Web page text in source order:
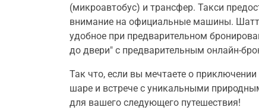
(микроавтобус) и трансфер. Такси
внимание на официальные машины.
удобное при предварительном
до двери" с предварительным онлайн-
Так что, если вы мечтаете о
шаре и встрече с уникальными
для вашего следующего путешествия!